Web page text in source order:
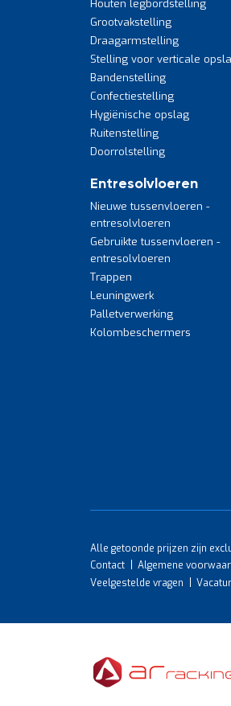
Houten legbordstelling
Grootvakstelling
Draagarmstelling
Stelling voor verticale
Bandenstelling
Confectiestelling
Hygiënische opslag
Ruitenstelling
Doorrolstelling
Entresolvloeren
Nieuwe tussenvloeren -
entresolvloeren
Gebruikte tussenvloeren -
entresolvloeren
Trappen
Leuningwerk
Palletverwerking
Kolombeschermers
Alle getoonde prijzen zijn
Contact
Algemene
Veelgestelde vragen